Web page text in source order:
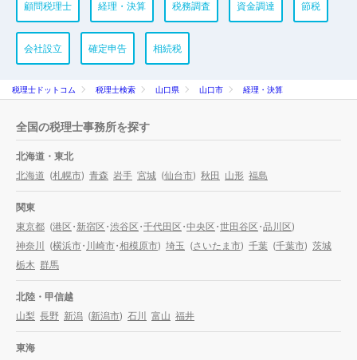
顧問税理士 経理・決算 税務調査 資金調達 節税
会社設立 確定申告 相続税
税理士ドットコム 税理士検索 山口県 山口市 経理・決算
全国の税理士事務所を探す
北海道・東北
北海道 (札幌市) 青森 岩手 宮城 (仙台市) 秋田 山形 福島
関東
東京都 (港区・新宿区・渋谷区・千代田区・中央区・世田谷区・品川区)
神奈川
(横浜市・川崎市・相模原市) 埼玉 (さいたま市) 千葉 (千葉市) 茨城
栃木 群馬
北陸・甲信越
山梨 長野 新潟 (新潟市) 石川 富山 福井
東海